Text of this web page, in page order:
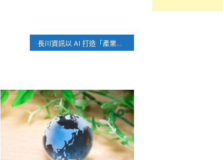
長川資訊以 AI 打造「產業作業系統」鏈接旅遊新生態